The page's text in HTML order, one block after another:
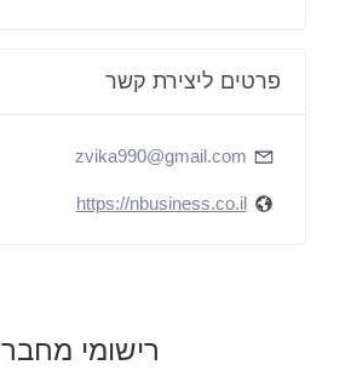
פרטים ליצירת קשר
zvika990@gmail.com
https://nbusiness.co.il
רישומי מחבר